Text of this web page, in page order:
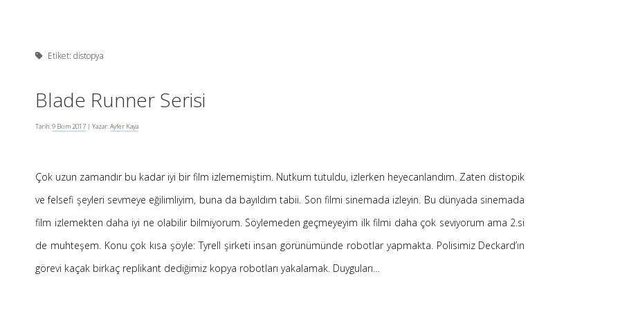
Etiket:distopya
Blade Runner Serisi
Tarih:9 Ekim 2017 | Yazar:Ayfer Kaya
Çok uzun zamandır bu kadar iyi bir film izlememiştim. Nutkum tutuldu, izlerken heyecanlandım. Zaten distopik
ve felsefi şeyleri sevmeye eğilimliyim, buna da bayıldım tabii. Son filmi sinemada izleyin. Bu dünyada sinemada
film izlemekten daha iyi ne olabilir bilmiyorum. Söylemeden geçmeyeyim ilk filmi daha çok seviyorum ama 2.si
de muhteşem. Konu çok kısa şöyle: Tyrell şirketi insan görünümünde robotlar yapmakta. Polisimiz Deckard’ın
görevi kaçak birkaç replikant dediğimiz kopya robotları yakalamak. Duyguları…